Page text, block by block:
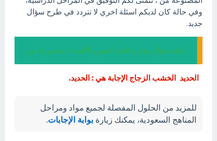
وفي حالة كان لديكم اسئلة اخري لا تتردد في طرح سؤال
جديد.
إجابة سؤال يجذب المغناطيس الأشياء المصنوعة من
الحديد الخشب الزجاج الإجابة هي : الحديد.
للمزيد من الحلول المفصلة لجميع مواد ومراحل
المناهج السعودية، يمكنك زيارة بوابة الإجابات.